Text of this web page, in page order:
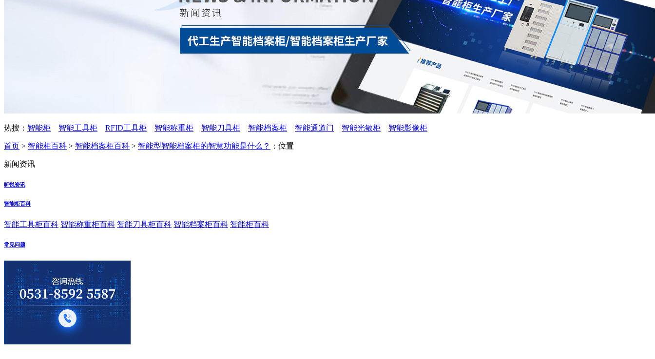
热搜： 智能柜 智能工具柜 RFID工具柜 智能称重柜 智能刀具柜 智能档案柜 智能通道门 智能光敏柜 智能影像柜
首页 > 智能柜百科 > 智能档案柜百科 > 智能型智能档案柜的智慧功能是什么？ ：位置
新闻资讯
昕悦资讯
智能柜百科
智能工具柜百科 智能称重柜百科 智能刀具柜百科 智能档案柜百科 智能柜百科
常见问题